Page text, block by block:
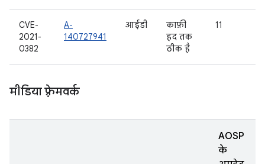
CVE-
2021-
0382
A-
140727941
आईडी
काफ़ी
हद तक
ठीक है
11
मीडिया फ़्रेमवर्क
AOSP
के